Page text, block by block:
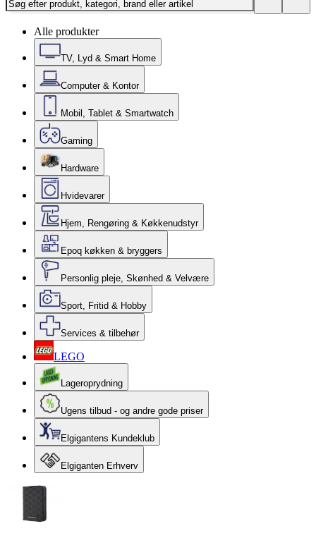
Alle produkter
TV, Lyd & Smart Home
Computer & Kontor
Mobil, Tablet & Smartwatch
Gaming
Hardware
Hvidevarer
Hjem, Rengøring & Køkkenudstyr
Epoq køkken & bryggers
Personlig pleje, Skønhed & Velvære
Sport, Fritid & Hobby
Services & tilbehør
LEGO
Lageroprydning
Ugens tilbud - og andre gode priser
Elgigantens Kundeklub
Elgiganten Erhverv